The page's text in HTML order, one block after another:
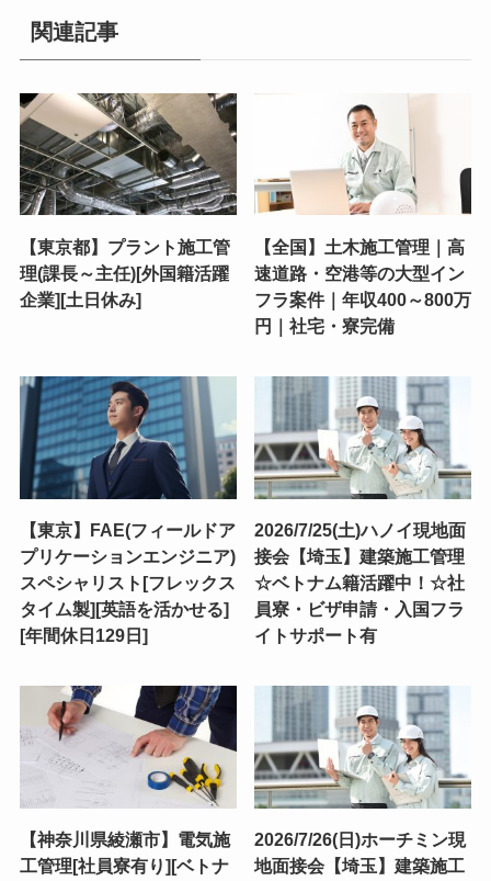
関連記事
【東京都】プラント施工管
理(課長～主任)[外国籍活躍
企業][土日休み]
【全国】土木施工管理｜高
速道路・空港等の大型イン
フラ案件｜年収400～800万
円｜社宅・寮完備
【東京】FAE(フィールドア
プリケーションエンジニア)
スペシャリスト[フレックス
タイム製][英語を活かせる]
[年間休日129日]
2026/7/25(土)ハノイ現地面
接会【埼玉】建築施工管理
☆ベトナム籍活躍中！☆社
員寮・ビザ申請・入国フラ
イトサポート有
【神奈川県綾瀬市】電気施
工管理[社員寮有り][ベトナ
2026/7/26(日)ホーチミン現
地面接会【埼玉】建築施工